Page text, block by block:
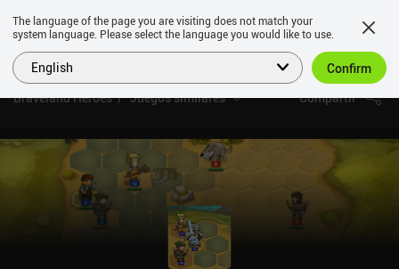
Braveland Heroes Juegos similares Compartir
The language of the page you are visiting does not match your
system language. Please select the language you would like to use.
English Confirm